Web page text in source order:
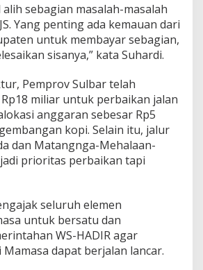
s
t
u
k
r
d
i
M
a
m
a
alih sebagian masalah-masalah
Yang penting ada kemauan dari
untuk membayar sebagian,
sisanya,” kata Suhardi.
Pemprov Sulbar telah
miliar untuk perbaikan jalan
anggaran sebesar Rp5
kopi. Selain itu, jalur
dan Matangnga-Mehalaan-
prioritas perbaikan tapi
seluruh elemen
untuk bersatu dan
WS-HADIR agar
dapat berjalan lancar.